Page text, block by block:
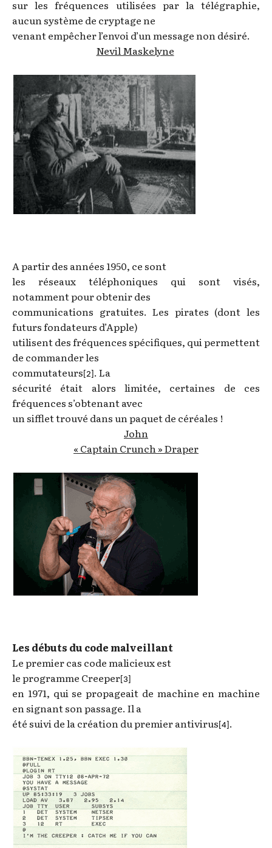
sur les fréquences utilisées par la télégraphie,
aucun système de cryptage ne
venant empêcher l’envoi d’un message non désiré.
Nevil Maskelyne
A partir des années 1950, ce sont
les réseaux téléphoniques qui sont visés,
notamment pour obtenir des
communications gratuites. Les pirates (dont les
futurs fondateurs d’Apple)
utilisent des fréquences spécifiques, qui permettent
de commander les
commutateurs [2] . La
sécurité était alors limitée, certaines de ces
fréquences s’obtenant avec
un sifflet trouvé dans un paquet de céréales !
John
« Captain Crunch » Draper
Les débuts du code malveillant
Le premier cas code malicieux est
le programme Creeper [3]
en 1971, qui se propageait de machine en machine
en signant son passage. Il a
été suivi de la création du premier antivirus [4] .